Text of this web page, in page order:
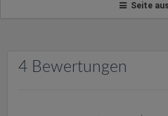
Seite
4 Bewertungen